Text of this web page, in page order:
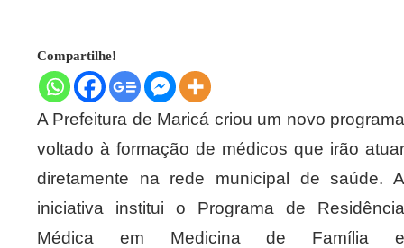
Compartilhe!
A Prefeitura de Maricá criou um novo programa
voltado à formação de médicos que irão atuar
diretamente na rede municipal de saúde. A
iniciativa institui o Programa de Residência
Médica em Medicina de Família e